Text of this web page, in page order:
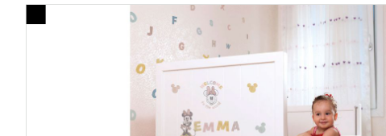
Bildergalerie überspringen